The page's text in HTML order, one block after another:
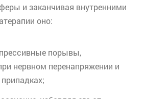
и заканчивая внутренними
оно:
порывы,
нервном перенапряжении и